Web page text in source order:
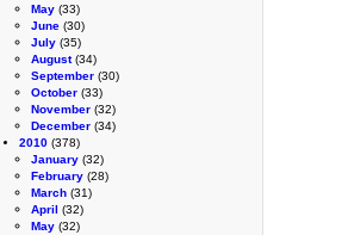
May (33)
June (30)
July (35)
August(34)
September (30)
October (33)
November (32)
December (34)
2010 (378)
January (32)
February (28)
March (31)
April (32)
May (32)